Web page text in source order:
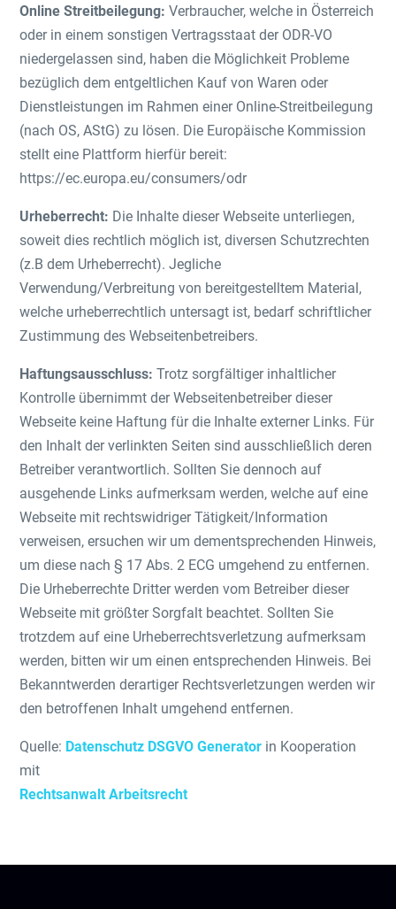
Online Streitbeilegung: Verbraucher, welche in Österreich
oder in einem sonstigen Vertragsstaat der ODR-VO
niedergelassen sind, haben die Möglichkeit Probleme
bezüglich dem entgeltlichen Kauf von Waren oder
Dienstleistungen im Rahmen einer Online-Streitbeilegung
(nach OS, AStG) zu lösen. Die Europäische Kommission
stellt eine Plattform hierfür bereit:
https://ec.europa.eu/consumers/odr
Urheberrecht: Die Inhalte dieser Webseite unterliegen,
soweit dies rechtlich möglich ist, diversen Schutzrechten
(z.B dem Urheberrecht). Jegliche
Verwendung/Verbreitung von bereitgestelltem Material,
welche urheberrechtlich untersagt ist, bedarf schriftlicher
Zustimmung des Webseitenbetreibers.
Haftungsausschluss: Trotz sorgfältiger inhaltlicher
Kontrolle übernimmt der Webseitenbetreiber dieser
Webseite keine Haftung für die Inhalte externer Links. Für
den Inhalt der verlinkten Seiten sind ausschließlich deren
Betreiber verantwortlich. Sollten Sie dennoch auf
ausgehende Links aufmerksam werden, welche auf eine
Webseite mit rechtswidriger Tätigkeit/Information
verweisen, ersuchen wir um dementsprechenden Hinweis,
um diese nach § 17 Abs. 2 ECG umgehend zu entfernen.
Die Urheberrechte Dritter werden vom Betreiber dieser
Webseite mit größter Sorgfalt beachtet. Sollten Sie
trotzdem auf eine Urheberrechtsverletzung aufmerksam
werden, bitten wir um einen entsprechenden Hinweis. Bei
Bekanntwerden derartiger Rechtsverletzungen werden wir
den betroffenen Inhalt umgehend entfernen.
Quelle: Datenschutz DSGVO Generator in Kooperation
mit
Rechtsanwalt Arbeitsrecht